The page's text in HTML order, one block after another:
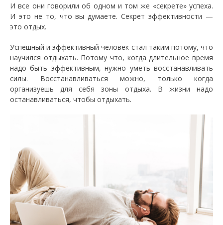
И все они говорили об одном и том же «секрете» успеха.
И это не то, что вы думаете. Секрет эффективности —
это отдых.
Успешный и эффективный человек стал таким потому, что
научился отдыхать. Потому что, когда длительное время
надо быть эффективным, нужно уметь восстанавливать
силы. Восстанавливаться можно, только когда
организуешь для себя зоны отдыха. В жизни надо
останавливаться, чтобы отдыхать.